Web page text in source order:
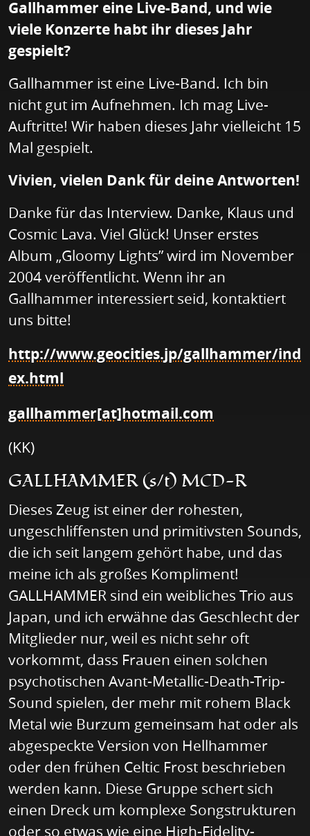
Gallhammer eine Live-Band, und wie
viele Konzerte habt ihr dieses Jahr
gespielt?
Gallhammer ist eine Live-Band. Ich bin
nicht gut im Aufnehmen. Ich mag Live-
Auftritte! Wir haben dieses Jahr vielleicht 15
Mal gespielt.
Vivien, vielen Dank für deine Antworten!
Danke für das Interview. Danke, Klaus und
Cosmic Lava. Viel Glück! Unser erstes
Album „Gloomy Lights” wird im November
2004 veröffentlicht. Wenn ihr an
Gallhammer interessiert seid, kontaktiert
uns bitte!
http://www.geocities.jp/gallhammer/ind
ex.html
gallhammer[at]hotmail.com
(KK)
GALLHAMMER (s/t) MCD-R
Dieses Zeug ist einer der rohesten,
ungeschliffensten und primitivsten Sounds,
die ich seit langem gehört habe, und das
meine ich als großes Kompliment!
GALLHAMMER sind ein weibliches Trio aus
Japan, und ich erwähne das Geschlecht der
Mitglieder nur, weil es nicht sehr oft
vorkommt, dass Frauen einen solchen
psychotischen Avant-Metallic-Death-Trip-
Sound spielen, der mehr mit rohem Black
Metal wie Burzum gemeinsam hat oder als
abgespeckte Version von Hellhammer
oder den frühen Celtic Frost beschrieben
werden kann. Diese Gruppe schert sich
einen Dreck um komplexe Songstrukturen
oder so etwas wie eine High-Fidelity-